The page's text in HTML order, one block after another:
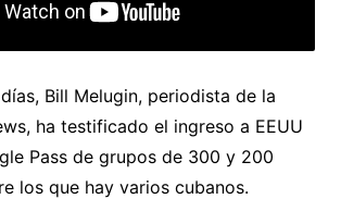
Bill Melugin, periodista de la
ha testificado el ingreso a EEUU
Pass de grupos de 300 y 200
los que hay varios cubanos.